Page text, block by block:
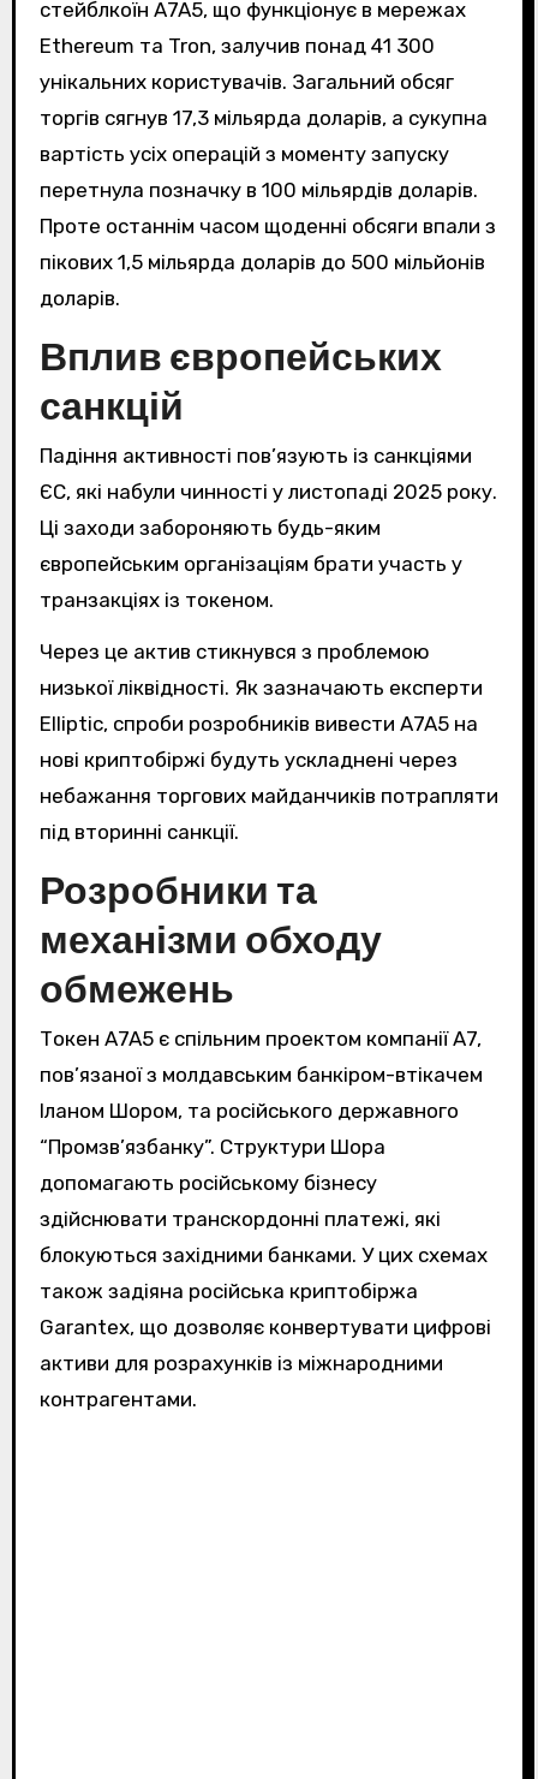
стейблкоїн A7A5, що функціонує в мережах
Ethereum та Tron, залучив понад 41 300
унікальних користувачів. Загальний обсяг
торгів сягнув 17,3 мільярда доларів, а сукупна
вартість усіх операцій з моменту запуску
перетнула позначку в 100 мільярдів доларів.
Проте останнім часом щоденні обсяги впали з
пікових 1,5 мільярда доларів до 500 мільйонів
доларів.
Вплив європейських
санкцій
Падіння активності пов’язують із санкціями
ЄС, які набули чинності у листопаді 2025 року.
Ці заходи забороняють будь-яким
європейським організаціям брати участь у
транзакціях із токеном.
Через це актив стикнувся з проблемою
низької ліквідності. Як зазначають експерти
Elliptic, спроби розробників вивести A7A5 на
нові криптобіржі будуть ускладнені через
небажання торгових майданчиків потрапляти
під вторинні санкції.
Розробники та
механізми обходу
обмежень
Токен A7A5 є спільним проектом компанії A7,
пов’язаної з молдавським банкіром-втікачем
Іланом Шором, та російського державного
“Промзв’язбанку”. Структури Шора
допомагають російському бізнесу
здійснювати транскордонні платежі, які
блокуються західними банками. У цих схемах
також задіяна російська криптобіржа
Garantex, що дозволяє конвертувати цифрові
активи для розрахунків із міжнародними
контрагентами.